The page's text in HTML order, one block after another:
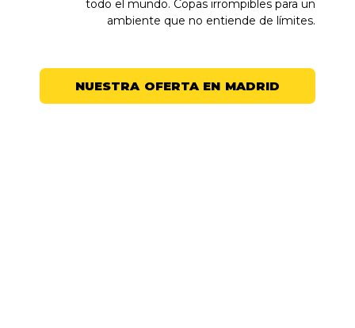
todo el mundo. Copas irrompibles para un
ambiente que no entiende de límites.
NUESTRA OFERTA EN MADRID